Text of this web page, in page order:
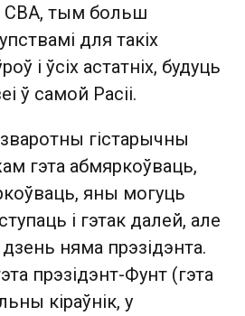
СВА, тым больш
для такіх
і ўсіх астатніх, будуць
ў самой Расіі.
гістарычны
гэта абмяркоўваць,
яны могуць
і гэтак далей, але
няма прэзідэнта.
прэзідэнт-Фунт (гэта
кіраўнік, у